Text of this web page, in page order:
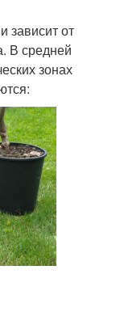
зависит от
В средней
зонах